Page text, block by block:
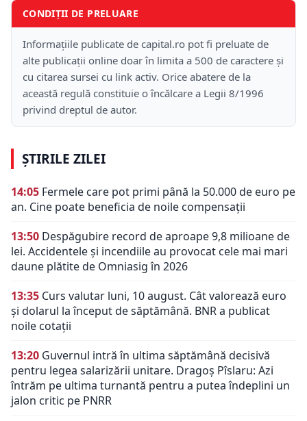
CONDIȚII DE PRELUARE
Informațiile publicate de capital.ro pot fi preluate de
alte publicații online doar în limita a 500 de caractere și
cu citarea sursei cu link activ. Orice abatere de la
această regulă constituie o încălcare a Legii 8/1996
privind dreptul de autor.
ȘTIRILE ZILEI
14:05 Fermele care pot primi până la 50.000 de euro pe
an. Cine poate beneficia de noile compensații
13:50 Despăgubire record de aproape 9,8 milioane de
lei. Accidentele și incendiile au provocat cele mai mari
daune plătite de Omniasig în 2026
13:35 Curs valutar luni, 10 august. Cât valorează euro
și dolarul la început de săptămână. BNR a publicat
noile cotații
13:20 Guvernul intră în ultima săptămână decisivă
pentru legea salarizării unitare. Dragoș Pîslaru: Azi
întrăm pe ultima turnantă pentru a putea îndeplini un
jalon critic pe PNRR